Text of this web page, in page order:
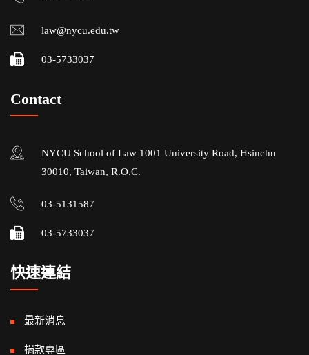
law@nycu.edu.tw
03-5733037
Contact
NYCU School of Law 1001 University Road, Hsinchu
30010, Taiwan, R.O.C.
03-5131587
03-5733037
快速連結
最新消息
捐款專區